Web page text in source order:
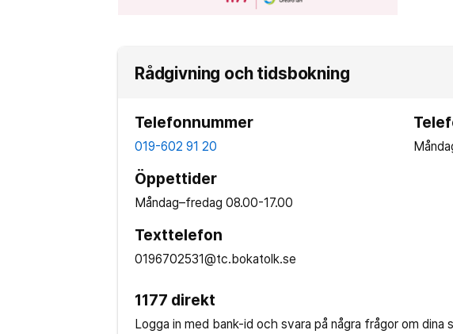
Rådgivning och tidsbokning
Telefonnummer
019-602 91 20
Öppettider
Måndag–fredag 08.00-17.00
Texttelefon
0196702531@tc.bokatolk.se
1177 direkt
Logga in med bank-id och svara på några frågor om